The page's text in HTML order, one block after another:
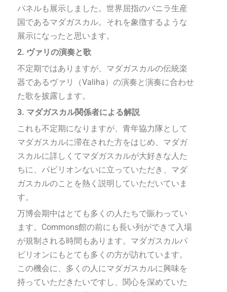
パネルも展示しました。世界屈指のバニラ生産
国であるマダガスカル。それを象徴するような
展示になったと思います。
2. ヴァリの演奏と歌
不定期ではありますが、マダガスカルの伝統楽
器であるヴァリ（Valiha）の演奏と演奏に合わせ
た歌を披露します。
3. マダガスカル関係者による解説
これも不定期になりますが、青年協力隊として
マダガスカルに滞在された方をはじめ、マダガ
スカルに詳しくてマダガスカルが大好きな人た
ちに、パビリオンないに立っていただき、マダ
ガスカルのことを熱く説明していただいていま
す。
万博会期中はとても多くの人たちで賑わってい
ます。Commons館の前にも長い列ができて入場
が規制される時間もあります。マダガスカルパ
ビリオンにもとても多くの方が訪れています。
この機会に、多くの人にマダガスカルに興味を
持っていただきたいですし、関心を深めていた